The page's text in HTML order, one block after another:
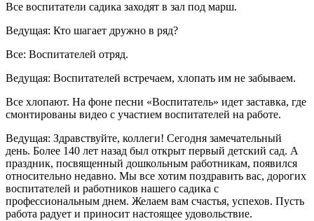
Все воспитатели садика заходят в зал под марш.
Ведущая: Кто шагает дружно в ряд?
Все: Воспитателей отряд.
Ведущая: Воспитателей встречаем, хлопать им не забываем.
Все хлопают. На фоне песни «Воспитатель» идет заставка, где
смонтированы видео с участием воспитателей на работе.
Ведущая: Здравствуйте, коллеги! Сегодня замечательный
день. Более 140 лет назад был открыт первый детский сад. А
праздник, посвященный дошкольным работникам, появился
относительно недавно. Мы все хотим поздравить вас, дорогих
воспитателей и работников нашего садика с
профессиональным днем. Желаем вам счастья, успехов. Пусть
работа радует и приносит настоящее удовольствие.